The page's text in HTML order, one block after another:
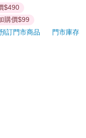
外文雜誌）
體。
經提供即為完成之線
。（如：電子書、電
$490
購價$99
預訂門市商品
門市庫存